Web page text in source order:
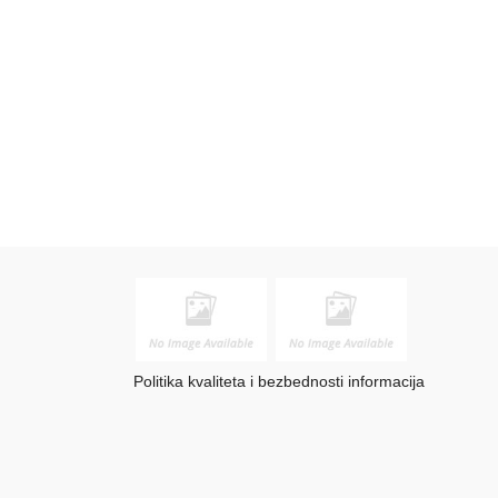
Politika kvaliteta i bezbednosti informacija